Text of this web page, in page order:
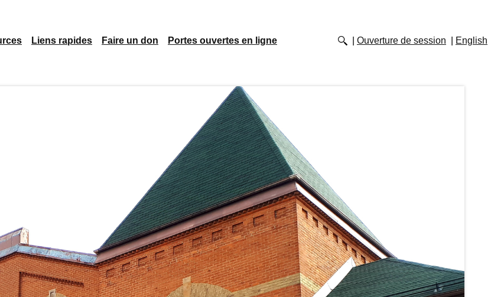
Liens rapides Faire un don Portes ouvertes en ligne Ouverture de session English